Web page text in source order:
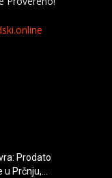
Prodato
Prčnju,...